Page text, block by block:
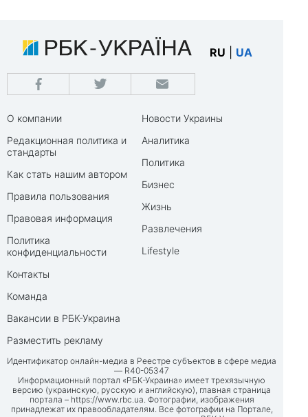
RU UA
О компании
Редакционная политика и
стандарты
Как стать нашим автором
Правила пользования
Правовая информация
Политика
конфиденциальности
Контакты
Команда
Вакансии в РБК-Украина
Разместить рекламу
Новости Украины
Аналитика
Политика
Бизнес
Жизнь
Развлечения
Lifestyle
Идентификатор онлайн-медиа в Реестре субъектов в сфере медиа
— R40-05347
Информационный портал «РБК-Украина» имеет трехязычную
версию (украинскую, русскую и английскую), главная страница
портала – https://www.rbc.ua. Фотографии, изображения
принадлежат их правообладателям. Все фотографии на Портале,